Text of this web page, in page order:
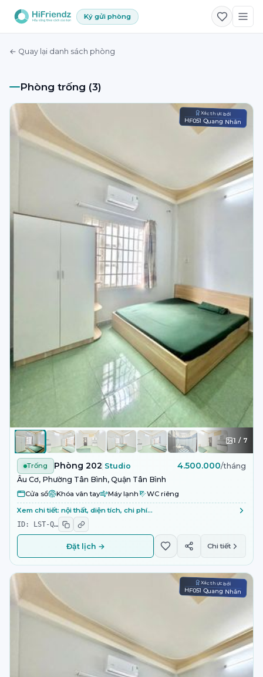
Ký gửi phòng
← Quay lại danh sách phòng
Phòng trống (3)
Xác thực bởi
HF051 Quang Nhân
1 / 7
Trống Phòng 202 Studio 4.500.000/tháng
Âu Cơ, Phường Tân Bình, Quận Tân Bình
Cửa sổ Khóa vân tay Máy lạnh WC riêng
Xem chi tiết: nội thất, diện tích, chi phí…
ID: LST-Q…
Đặt lịch → Chi tiết
Xác thực bởi
HF051 Quang Nhân